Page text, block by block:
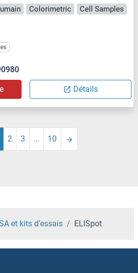
Colorimetric
Cell Samples
Détails
2 3 … 10
et kits d’essais ELISpot